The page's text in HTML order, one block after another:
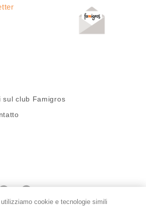
sul club Famigros
migros?
www.youtube.com/user/
Instagram
cookie e tecnologie simili